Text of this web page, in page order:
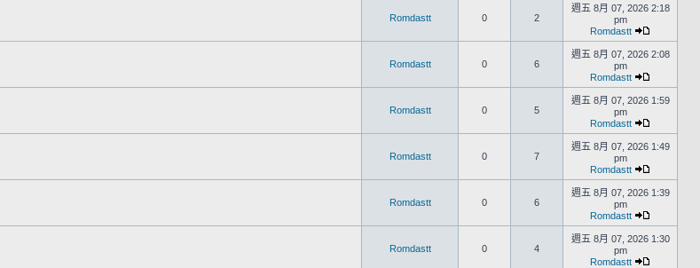
Romdastt 0 2
週五 8月 07, 2026 2:18
pm
Romdastt
Romdastt 0 6
週五 8月 07, 2026 2:08
pm
Romdastt
Romdastt 0 5
週五 8月 07, 2026 1:59
pm
Romdastt
Romdastt 0 7
週五 8月 07, 2026 1:49
pm
Romdastt
Romdastt 0 6
週五 8月 07, 2026 1:39
pm
Romdastt
Romdastt 0 4
週五 8月 07, 2026 1:30
pm
Romdastt